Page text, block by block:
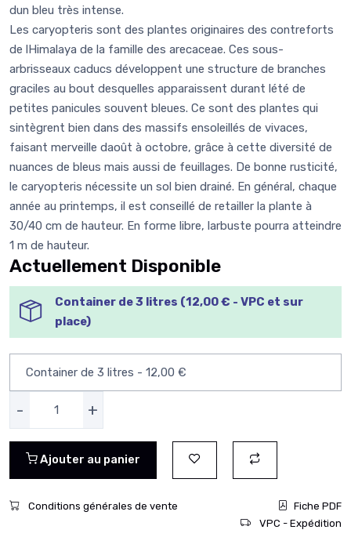
dun bleu très intense.
Les caryopteris sont des plantes originaires des contreforts
de lHimalaya de la famille des arecaceae. Ces sous-
arbrisseaux caducs développent une structure de branches
graciles au bout desquelles apparaissent durant lété de
petites panicules souvent bleues. Ce sont des plantes qui
sintègrent bien dans des massifs ensoleillés de vivaces,
faisant merveille daoût à octobre, grâce à cette diversité de
nuances de bleus mais aussi de feuillages. De bonne rusticité,
le caryopteris nécessite un sol bien drainé. En général, chaque
année au printemps, il est conseillé de retailler la plante à
30/40 cm de hauteur. En forme libre, larbuste pourra atteindre
1 m de hauteur.
Actuellement Disponible
Container de 3 litres (12,00 € - VPC et sur
place)
- +
Ajouter au panier
Conditions générales de vente
Fiche PDF
VPC - Expédition